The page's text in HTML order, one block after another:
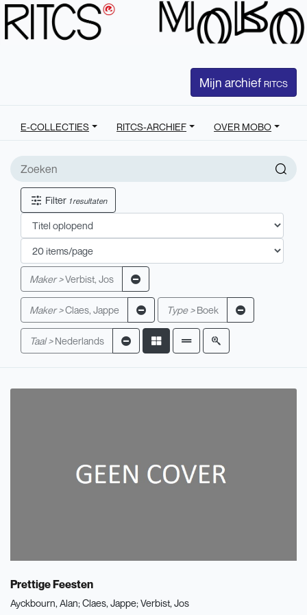
Mijn archief RITCS
E-COLLECTIES RITCS-ARCHIEF OVER MOBO
Filter 1 resultaten
Maker >Verbist, Jos
Maker >Claes, Jappe Type > Boek
Taal > Nederlands
Prettige Feesten
Ayckbourn, Alan Claes, Jappe Verbist, Jos